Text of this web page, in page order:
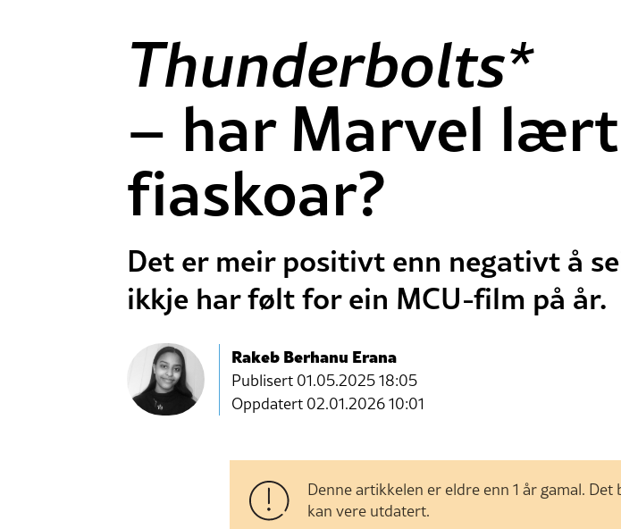
Thunderbolts*
– har Marvel
fiaskoar?
Det er meir positivt enn negativt å
ikkje har følt for ein MCU-film på år.
Rakeb Berhanu Erana
Publisert 01.05.2025 18:05
Oppdatert 02.01.2026 10:01
Denne artikkelen er eldre enn 1 år gamal.
kan vere utdatert.